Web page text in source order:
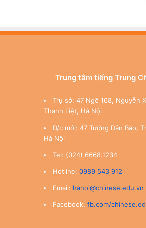
Trung tâm tiếng Trung
Trụ sở: 47 Ngõ 168, Nguyễn
Thanh Liệt, Hà Nội
D/c mới: 47 Tưởng Dân Bảo,
Hà Nội
Tel: (024) 6668.1234
Hotline: 0989 543 912
Email: hanoi@chinese.edu.vn
Facebook: fb.com/